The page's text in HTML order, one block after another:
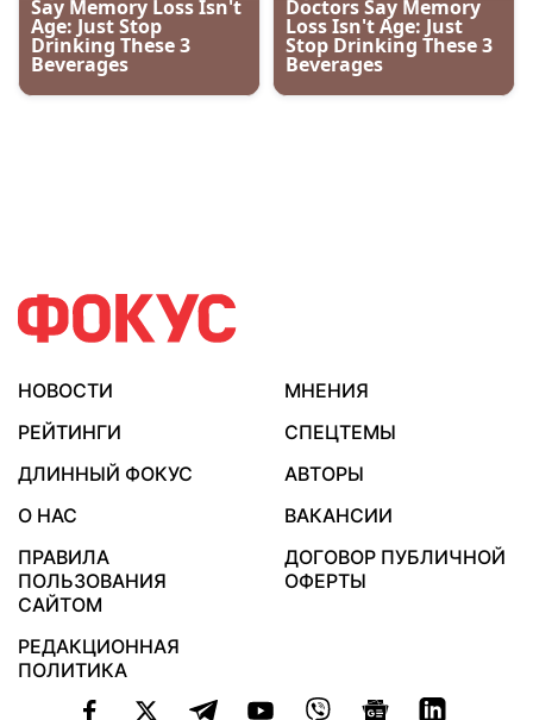
НОВОСТИ
МНЕНИЯ
РЕЙТИНГИ
СПЕЦТЕМЫ
ДЛИННЫЙ ФОКУС
АВТОРЫ
О НАС
ВАКАНСИИ
ПРАВИЛА
ПОЛЬЗОВАНИЯ
САЙТОМ
ДОГОВОР ПУБЛИЧНОЙ
ОФЕРТЫ
РЕДАКЦИОННАЯ
ПОЛИТИКА